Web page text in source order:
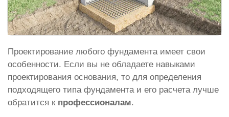
Проектирование любого фундамента имеет свои
особенности. Если вы не обладаете навыками
проектирования основания, то для определения
подходящего типа фундамента и его расчета лучше
обратится к профессионалам.